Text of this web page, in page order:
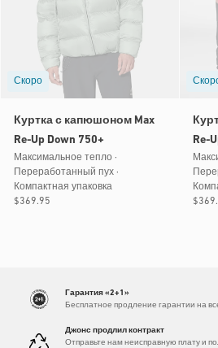
Скоро
Куртка с капюшоном Max
Re-Up Down 750+
Максимальное тепло ·
Переработанный пух ·
Компактная упаковка
Обычная
$369.95
Re-
Гарантия «2+1»
Бесплатное продление гарантии на
Джонс продлил контракт
Отправьте нам неисправную плату и